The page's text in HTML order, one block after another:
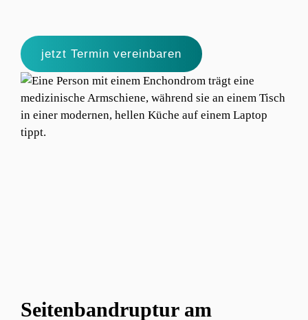
jetzt Termin vereinbaren
Seitenbandruptur am